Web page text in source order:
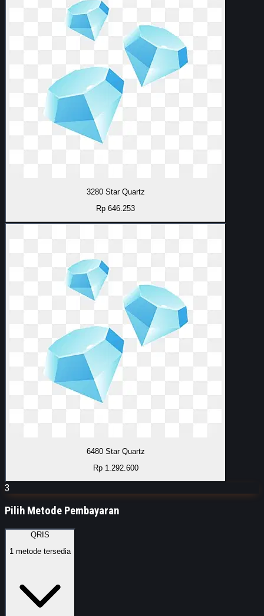
3280 Star Quartz
Rp 646.253
6480 Star Quartz
Rp 1.292.600
3
Pilih Metode Pembayaran
QRIS
1 metode tersedia